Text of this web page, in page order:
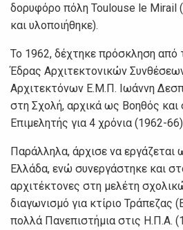
δορυφόρο πόλη Toulouse le Mirail
και υλοποιήθηκε).
Το 1962, δέχτηκε πρόσκληση από
Έδρας Αρχιτεκτονικών
Αρχιτεκτόνων Ε.Μ.Π. Ιωάννη
στη Σχολή, αρχικά ως Βοηθός και
Επιμελητής για 4 χρόνια (1962-
Παράλληλα, άρχισε να εργάζεται
Ελλάδα, ενώ συνεργάστηκε και
αρχιτέκτονες στη μελέτη
διαγωνισμό για κτίριο Τράπεζας
πολλά Πανεπιστήμια στις Η.Π.Α.